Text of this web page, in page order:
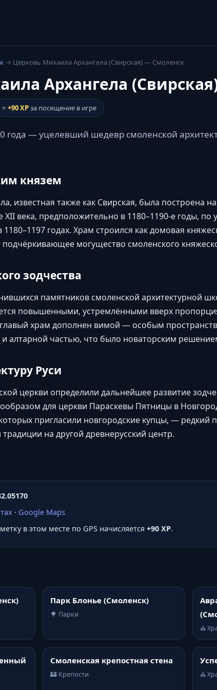
→ Церковь Михаила Архангела (Свирская) — Смоленск
Архангела
⭐ +90 XPза посещение в игре
года — уцелевший шедевр смоленской
князем
известная также как Свирская, была построена
XII века, предположительно в 1180–1190-е годы, по
годах. Храм строился как домовая
подчёркивающее могущество смоленского
зодчества
памятников смоленской архитектурной
повышенными, устремлёнными вверх
храм дополнен вимой — особым
алтарной частью, что было новаторским
Руси
церкви определили дальнейшее развитие
для церкви Параскевы Пятницы в
пригласили новгородские купцы, — редкий
на другой древнерусский центр.
· Google Maps
в этом месте по GPS начисляется +90 XP.
Парк Блонье (Смоленск)
🌳 Парки
⛪
Смоленская крепостная стена
🏰 Крепости ⛪